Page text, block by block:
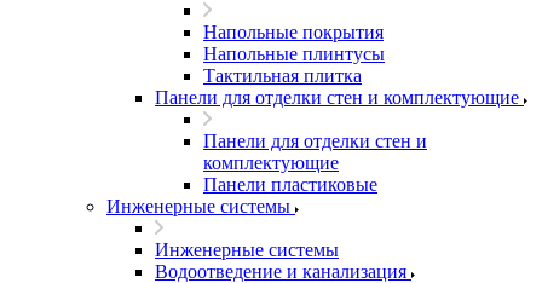
Напольные покрытия
Напольные плинтусы
Тактильная плитка
Панели для отделки стен и комплектующие
Панели для отделки стен и
комплектующие
Панели пластиковые
Инженерные системы
Инженерные системы
Водоотведение и канализация